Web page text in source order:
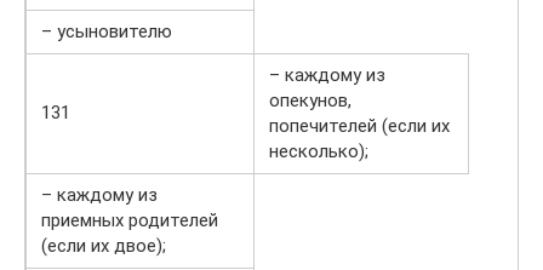
– усыновителю
131
– каждому из
опекунов,
попечителей (если их
несколько);
– каждому из
приемных родителей
(если их двое);